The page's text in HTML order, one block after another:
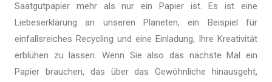
Saatgutpapier mehr als nur ein Papier ist. Es ist eine
Liebeserklärung an unseren Planeten, ein Beispiel für
einfallsreiches Recycling und eine Einladung, Ihre Kreativität
erblühen zu lassen. Wenn Sie also das nächste Mal ein
Papier brauchen, das über das Gewöhnliche hinausgeht,